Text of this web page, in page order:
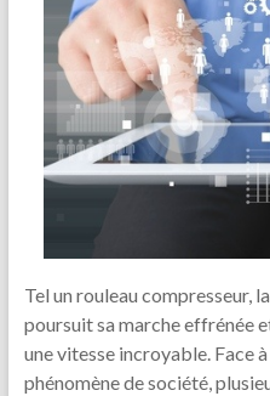
Tel un rouleau compresseur,
poursuit sa marche effrénée
une vitesse incroyable. Face
phénomène de société,